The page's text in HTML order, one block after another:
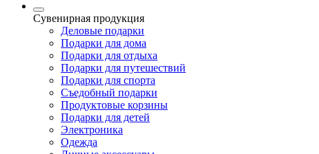
Сувенирная продукция
Деловые подарки
Подарки для дома
Подарки для отдыха
Подарки для путешествий
Подарки для спорта
Съедобный подарки
Продуктовые корзины
Подарки для детей
Электроника
Одежда